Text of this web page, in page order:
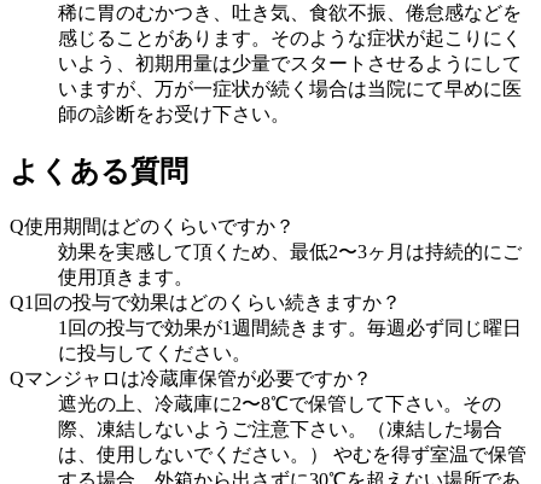
稀に胃のむかつき、吐き気、食欲不振、倦怠感などを
感じることがあります。そのような症状が起こりにく
いよう、初期用量は少量でスタートさせるようにして
いますが、万が一症状が続く場合は当院にて早めに医
師の診断をお受け下さい。
よくある質問
Q使用期間はどのくらいですか？
効果を実感して頂くため、最低2〜3ヶ月は持続的にご
使用頂きます。
Q1回の投与で効果はどのくらい続きますか？
1回の投与で効果が1週間続きます。毎週必ず同じ曜日
に投与してください。
Qマンジャロは冷蔵庫保管が必要ですか？
遮光の上、冷蔵庫に2〜8℃で保管して下さい。その
際、凍結しないようご注意下さい。（凍結した場合
は、使用しないでください。） やむを得ず室温で保管
する場合、外箱から出さずに30℃を超えない場所であ